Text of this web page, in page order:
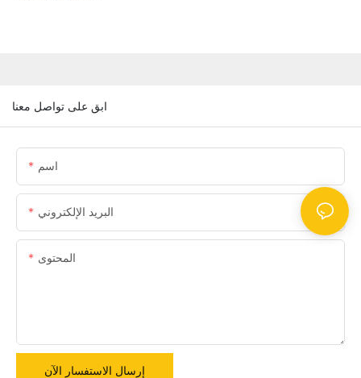
ابق على تواصل معنا
اسم
البريد الإلكتروني
المحتوى
إرسال الاستفسار الآن